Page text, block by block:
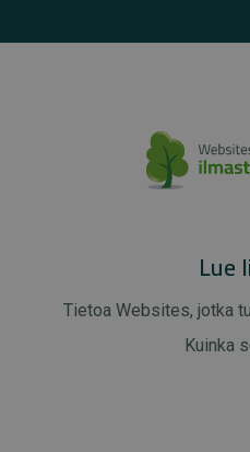
Lue
Tietoa Websites, jotka
Kuinka